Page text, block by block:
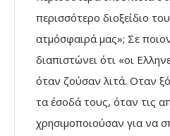
περισσότερο διοξείδιο
ατμόσφαιρά μας»; Σε
διαπιστώνει ότι «οι
όταν ζούσαν λιτά. Οταν
τα έσοδά τους, όταν τις
χρησιμοποιούσαν για να